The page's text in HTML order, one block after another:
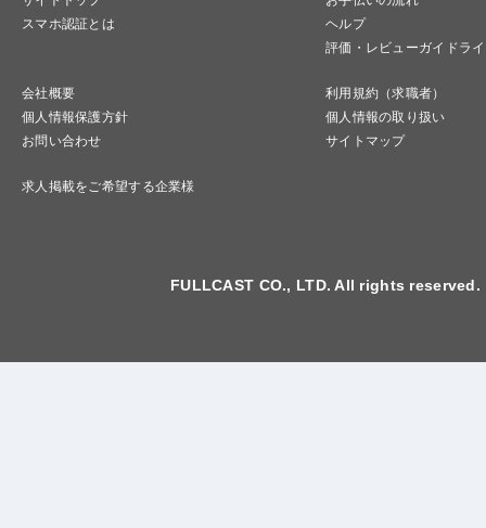
スマホ認証とは
ヘルプ
評価・レビューガイドラ
会社概要
利用規約（求職者）
個人情報保護方針
個人情報の取り扱い
お問い合わせ
サイトマップ
求人掲載をご希望する企業様
FULLCAST CO., LTD. All rights reserved.